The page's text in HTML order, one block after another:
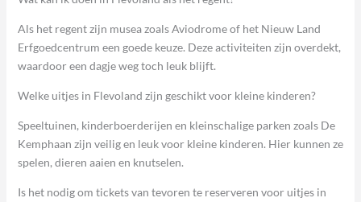
Als het regent zijn musea zoals Aviodrome of het Nieuw Land
Erfgoedcentrum een goede keuze. Deze activiteiten zijn overdekt,
waardoor een dagje weg toch leuk blijft.
Welke uitjes in Flevoland zijn geschikt voor kleine kinderen?
Speeltuinen, kinderboerderijen en kleinschalige parken zoals De
Kemphaan zijn veilig en leuk voor kleine kinderen. Hier kunnen ze
spelen, dieren aaien en knutselen.
Is het nodig om tickets van tevoren te reserveren voor uitjes in